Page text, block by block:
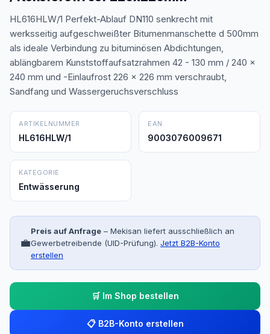
HL616HLW/1 Perfekt-Ablauf DN110 senkrecht mit
werksseitig aufgeschweißter Bitumenmanschette d 500mm
als ideale Verbindung zu bituminösen Abdichtungen,
ablängbarem Kunststoffaufsatzrahmen 42 - 130 mm / 240 x
240 mm und -Einlaufrost 226 x 226 mm verschraubt,
Sandfang und Wassergeruchsverschluss
ARTIKELNUMMER
HL616HLW/1
EAN
9003076009671
KATEGORIE
Entwässerung
💼
Preis auf Anfrage – Mekisan liefert ausschließlich an
Gewerbetreibende (UID-Prüfung). Jetzt B2B-Konto
erstellen
🛒 Im Shop bestellen
📋 B2B-Konto erstellen